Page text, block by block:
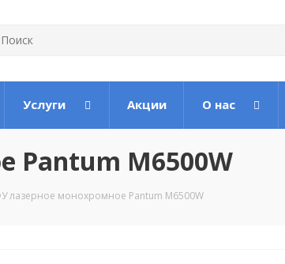
Услуги Акции О нас
Pantum M6500W
лазерное монохромное Pantum M6500W